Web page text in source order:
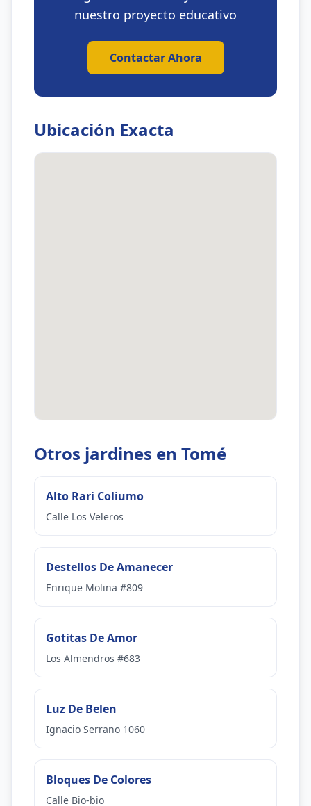
nuestro proyecto educativo
Contactar Ahora
Ubicación Exacta
Otros jardines en Tomé
Alto Rari Coliumo
Calle Los Veleros
Destellos De Amanecer
Enrique Molina #809
Gotitas De Amor
Los Almendros #683
Luz De Belen
Ignacio Serrano 1060
Bloques De Colores
Calle Bio-bio